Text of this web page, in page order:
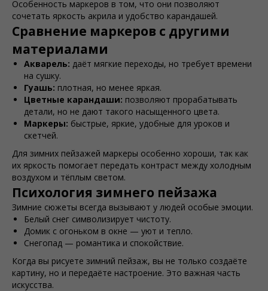
Особенность маркеров в том, что они позволяют
сочетать яркость акрила и удобство карандашей.
Сравнение маркеров с другими
материалами
Акварель: даёт мягкие переходы, но требует времени
на сушку.
Гуашь: плотная, но менее яркая.
Цветные карандаши: позволяют прорабатывать
детали, но не дают такого насыщенного цвета.
Маркеры: быстрые, яркие, удобные для уроков и
скетчей.
Для зимних пейзажей маркеры особенно хороши, так как
их яркость помогает передать контраст между холодным
воздухом и тёплым светом.
Психология зимнего пейзажа
Зимние сюжеты всегда вызывают у людей особые эмоции.
Белый снег символизирует чистоту.
Домик с огоньком в окне — уют и тепло.
Снегопад — романтика и спокойствие.
Когда вы рисуете зимний пейзаж, вы не только создаёте
картину, но и передаёте настроение. Это важная часть
искусства.